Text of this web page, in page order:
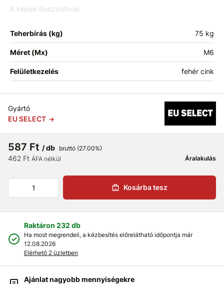
A képek illusztratívak
Teherbírás (kg) 75 kg
Méret (Mx) M6
Felületkezelés fehér cink
Gyártó
EU SELECT
587 Ft / db bruttó (27.00%)
462 Ft ÁFA nélkül Áralakulás
Kosárba tesz
Raktáron 232 db
Ha most megrendeli, a kézbesítés előrelátható időpontja már
12.08.2026
Elérhető 2 üzletben
Ajánlat nagyobb mennyiségekre